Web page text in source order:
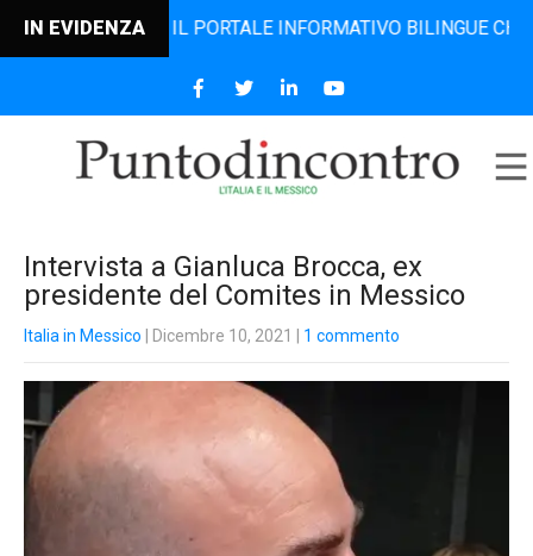
IN EVIDENZAIL PORTALE INFORMATIVO BILINGUE CHE DAL
Intervista a Gianluca Brocca, ex
presidente del Comites in Messico
Italia in Messico | Dicembre 10, 2021 1 commento